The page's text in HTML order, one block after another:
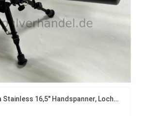
BA 13TD Bergara Stainless 16,5" Handspanner, Lochschaft, Rechts/Linksschützen